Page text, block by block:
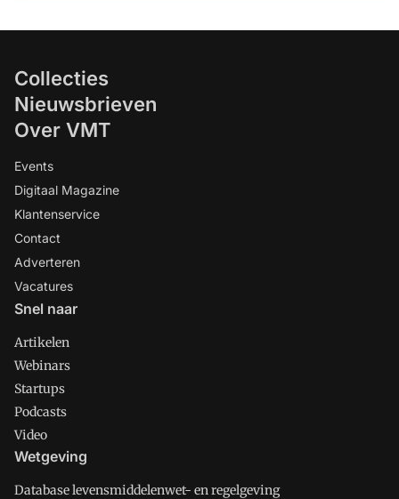
Collecties
Nieuwsbrieven
Over VMT
Events
Digitaal Magazine
Klantenservice
Contact
Adverteren
Vacatures
Snel naar
Artikelen
Webinars
Startups
Podcasts
Video
Wetgeving
Database levensmiddelenwet- en regelgeving